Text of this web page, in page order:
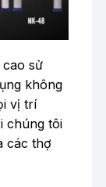
cao sử
không
vị trí
chúng tôi
các thợ